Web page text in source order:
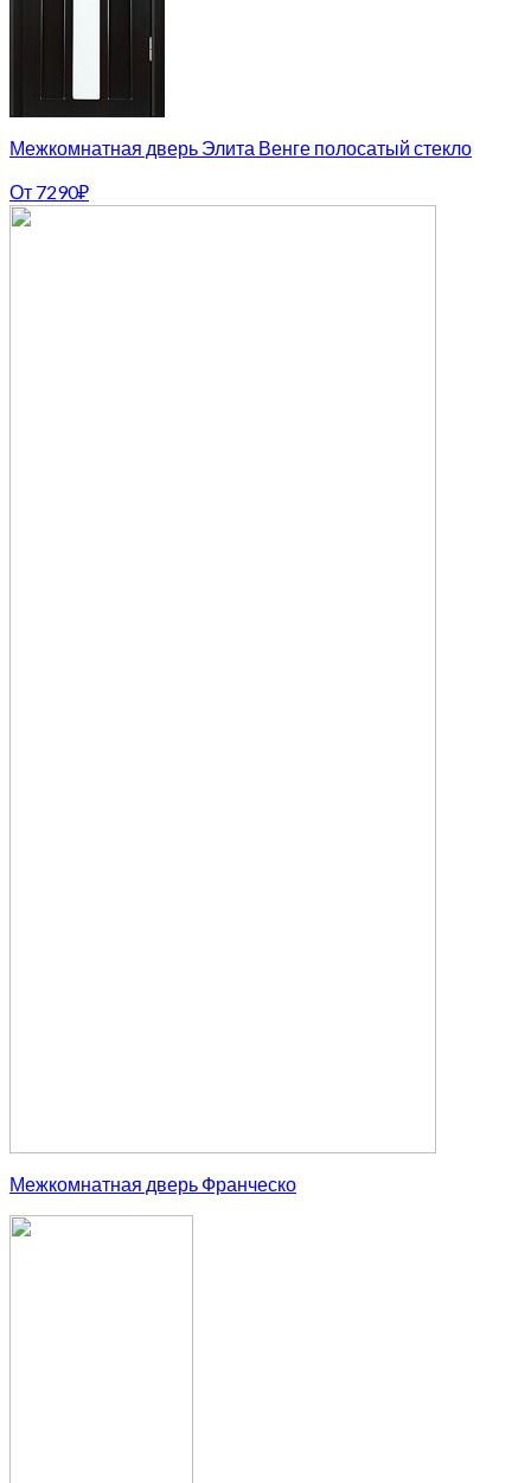
Межкомнатная дверь Элита Венге полосатый стекло
От 7290₽
Межкомнатная дверь Франческо